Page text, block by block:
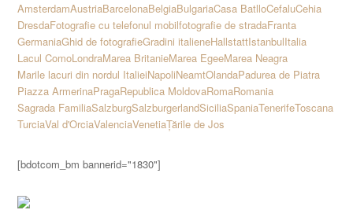
AmsterdamAustriaBarcelonaBelgiaBulgariaCasa BatlloCefaluCehia
DresdaFotografie cu telefonul mobilfotografie de stradaFranta
GermaniaGhid de fotografieGradini italieneHallstattIstanbulItalia
Lacul ComoLondraMarea BritanieMarea EgeeMarea Neagra
Marile lacuri din nordul ItalieiNapoliNeamtOlandaPadurea de Piatra
Piazza ArmerinaPragaRepublica MoldovaRomaRomania
Sagrada FamiliaSalzburgSalzburgerlandSiciliaSpaniaTenerifeToscana
TurciaVal d'OrciaValenciaVenetiaȚările de Jos
[bdotcom_bm bannerid="1830"]